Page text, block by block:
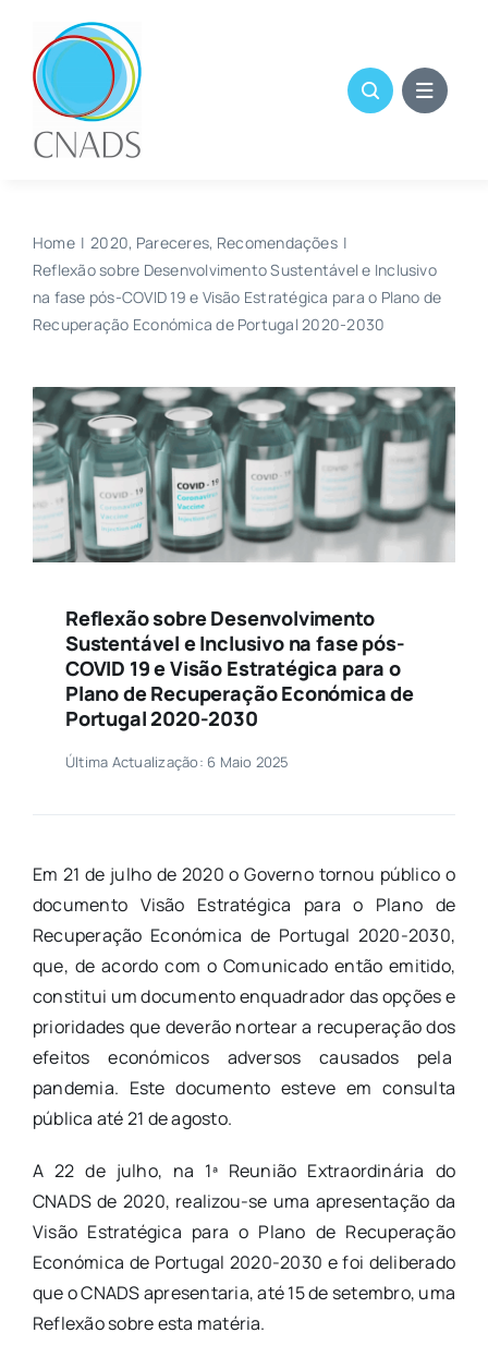
content
Home 2020 Pareceres Recomendações
Reflexão sobre Desenvolvimento Sustentável e Inclusivo
na fase pós-COVID 19 e Visão Estratégica para o Plano de
Recuperação Económica de Portugal 2020-2030
Reflexão sobre Desenvolvimento
Sustentável e Inclusivo na fase pós-
COVID 19 e Visão Estratégica para o
Plano de Recuperação Económica de
Portugal 2020-2030
Última Actualização: 6 Maio 2025
Em 21 de julho de 2020 o Governo tornou público o
documento Visão Estratégica para o Plano de
Recuperação Económica de Portugal 2020-2030,
que, de acordo com o Comunicado então emitido,
constitui um documento enquadrador das opções e
prioridades que deverão nortear a recuperação dos
efeitos económicos adversos causados pela
pandemia. Este documento esteve em consulta
pública até 21 de agosto.
A 22 de julho, na 1ª Reunião Extraordinária do
CNADS de 2020, realizou-se uma apresentação da
Visão Estratégica para o Plano de Recuperação
Económica de Portugal 2020-2030 e foi deliberado
que o CNADS apresentaria, até 15 de setembro, uma
Reflexão sobre esta matéria.